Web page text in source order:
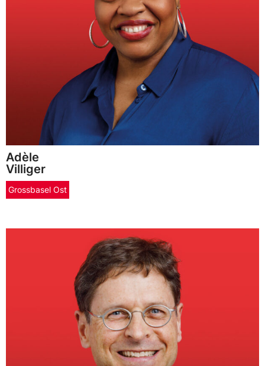
Adèle
Villiger
Grossbasel Ost